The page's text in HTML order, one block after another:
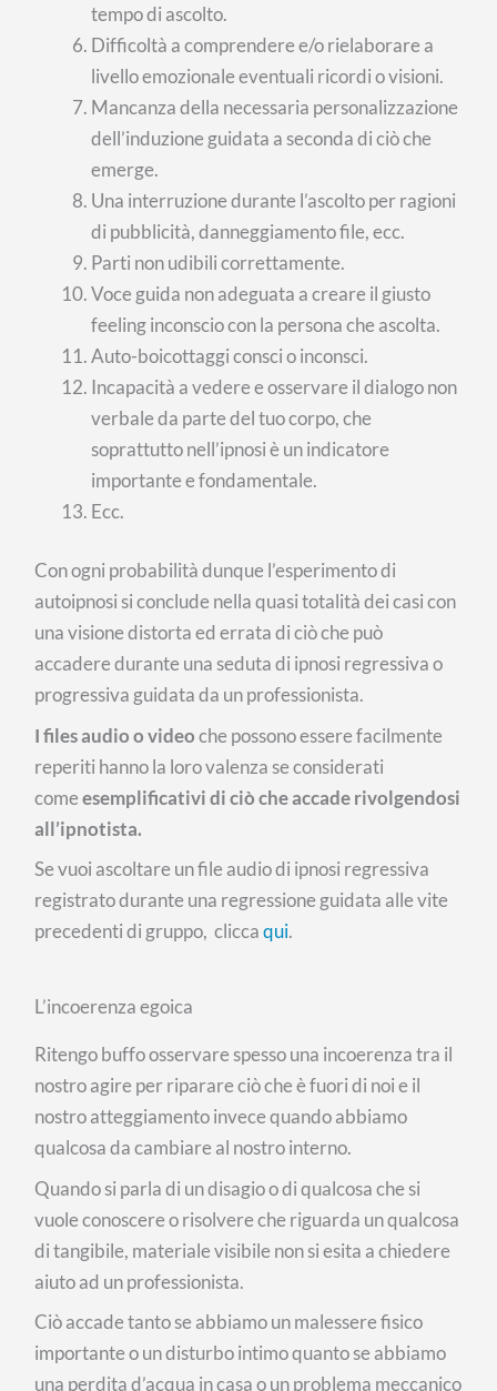
tempo di ascolto.
Difficoltà a comprendere e/o rielaborare a
livello emozionale eventuali ricordi o visioni.
Mancanza della necessaria personalizzazione
dell’induzione guidata a seconda di ciò che
emerge.
Una interruzione durante l’ascolto per ragioni
di pubblicità, danneggiamento file, ecc.
Parti non udibili correttamente.
Voce guida non adeguata a creare il giusto
feeling inconscio con la persona che ascolta.
Auto-boicottaggi consci o inconsci.
Incapacità a vedere e osservare il dialogo non
verbale da parte del tuo corpo, che
soprattutto nell’ipnosi è un indicatore
importante e fondamentale.
Ecc.
Con ogni probabilità dunque l’esperimento di
autoipnosi si conclude nella quasi totalità dei casi con
una visione distorta ed errata di ciò che può
accadere durante una seduta di ipnosi regressiva o
progressiva guidata da un professionista.
I files audio o videoche possono essere facilmente
reperiti hanno la loro valenza se considerati
comeesemplificativi di ciò che accade rivolgendosi
all’ipnotista.
Se vuoi ascoltare un file audio di ipnosi regressiva
registrato durante una regressione guidata alle vite
precedenti di gruppo, cliccaqui.
L’incoerenza egoica
Ritengo buffo osservare spesso una incoerenza tra il
nostro agire per riparare ciò che è fuori di noi e il
nostro atteggiamento invece quando abbiamo
qualcosa da cambiare al nostro interno.
Quando si parla di un disagio o di qualcosa che si
vuole conoscere o risolvere che riguarda un qualcosa
di tangibile, materiale visibile non si esita a chiedere
aiuto ad un professionista.
Ciò accade tanto se abbiamo un malessere fisico
importante o un disturbo intimo quanto se abbiamo
una perdita d’acqua in casa o un problema meccanico